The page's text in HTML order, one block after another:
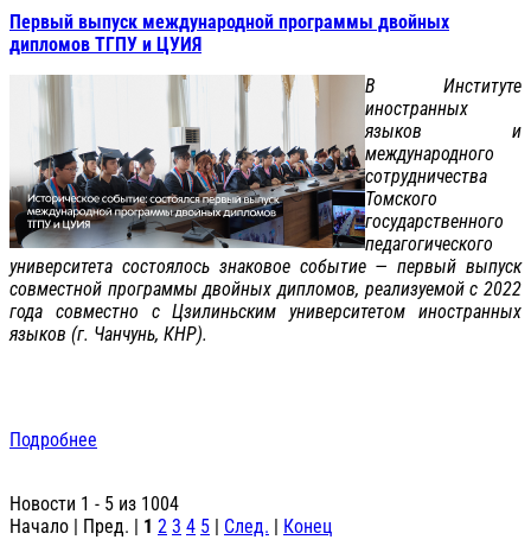
Первый выпуск международной программы двойных
дипломов ТГПУ и ЦУИЯ
В Институте
иностранных
языков и
международного
сотрудничества
Томского
государственного
педагогического
университета состоялось знаковое событие — первый выпуск
совместной программы двойных дипломов, реализуемой с 2022
года совместно с Цзилиньским университетом иностранных
языков (г. Чанчунь, КНР).
Подробнее
Новости 1 - 5 из 1004
Начало | Пред. | 1 2 3 4 5 | След. | Конец